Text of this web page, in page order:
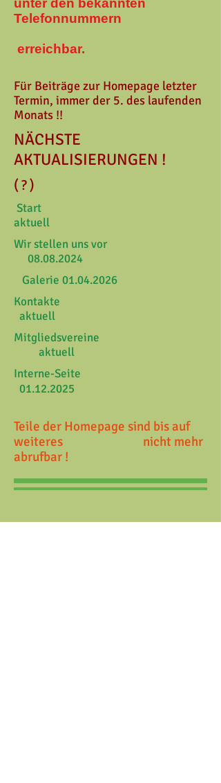
unter den bekannten
Telefonnummern
erreichbar.
Für Beiträge zur Homepage letzter
Termin, immer der 5. des laufenden
Monats !!
NÄCHSTE
AKTUALISIERUNGEN !
( ? )
Start
aktuell
Wir stellen uns vor
08.08.2024
Galerie 01.04.2026
Kontakte
aktuell
Mitgliedsvereine
aktuell
Interne-Seite
01.12.2025
Teile der Homepage sind bis auf
weiteres nicht mehr
abrufbar !